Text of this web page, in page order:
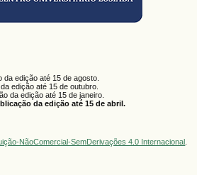
edição até 15 de agosto.
edição até 15 de outubro.
da edição até 15 de janeiro.
da edição até 15 de abril.
NãoComercial-SemDerivações 4.0 Internacional